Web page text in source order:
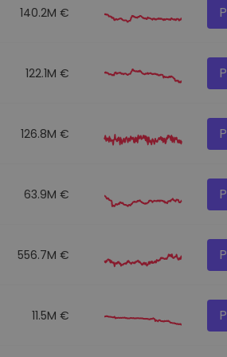
140.2M €
122.1M €
126.8M €
63.9M €
556.7M €
11.5M €